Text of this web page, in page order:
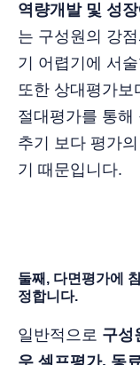
역량개발 및 성
는 구성원의 강
기 어렵기에 서
또한 상대평가보
절대평가를 통해
추기 보다 평가
기 때문입니다.
둘째, 다면평가에
정합니다.
일반적으로 구성
우 셀프평가, 동